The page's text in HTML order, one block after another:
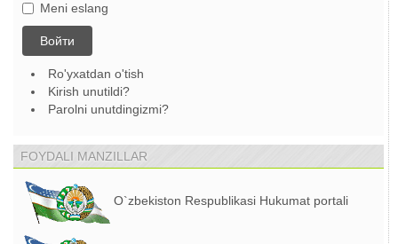
Meni eslang
Войти
Ro'yxatdan o'tish
Kirish unutildi?
Parolni unutdingizmi?
FOYDALI MANZILLAR
O`zbekiston Respublikasi Hukumat portali